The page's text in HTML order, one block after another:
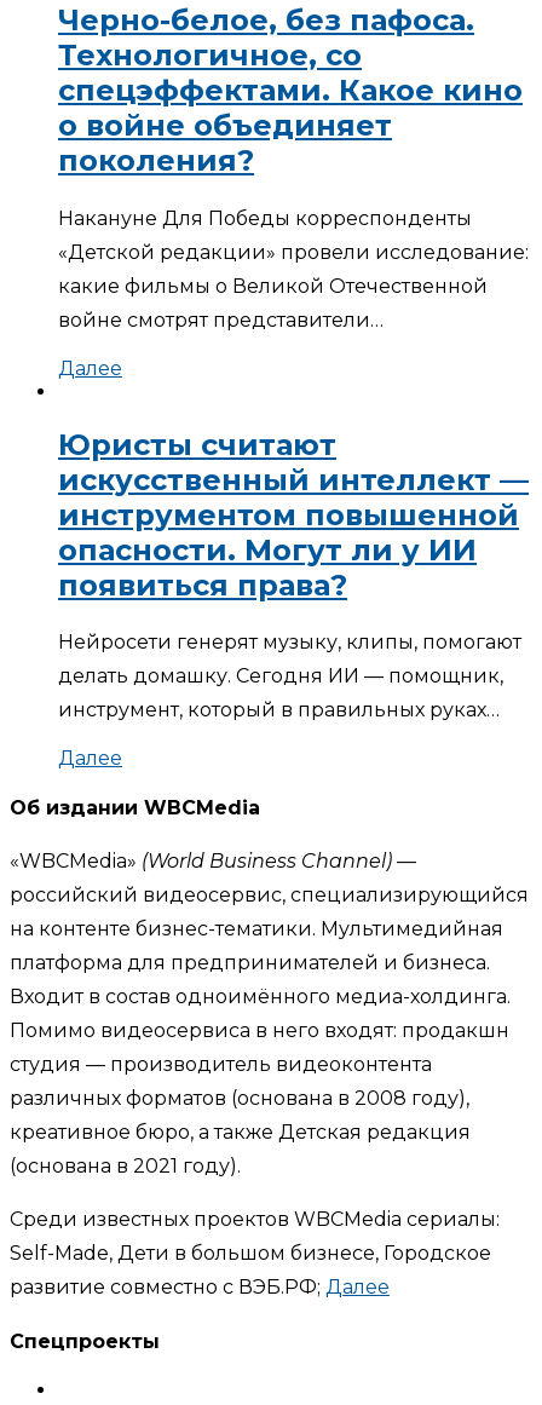
Черно-белое, без пафоса.
Технологичное, со
спецэффектами. Какое кино
о войне объединяет
поколения?
Накануне Для Победы корреспонденты
«Детской редакции» провели исследование:
какие фильмы о Великой Отечественной
войне смотрят представители…
Далее
Юристы считают
искусственный интеллект —
инструментом повышенной
опасности. Могут ли у ИИ
появиться права?
Нейросети генерят музыку, клипы, помогают
делать домашку. Сегодня ИИ — помощник,
инструмент, который в правильных руках…
Далее
Об издании WBCMedia
«WBCMedia» (World Business Channel) —
российский видеосервис, специализирующийся
на контенте бизнес-тематики. Мультимедийная
платформа для предпринимателей и бизнеса.
Входит в состав одноимённого медиа-холдинга.
Помимо видеосервиса в него входят: продакшн
студия — производитель видеоконтента
различных форматов (основана в 2008 году),
креативное бюро, а также Детская редакция
(основана в 2021 году).
Среди известных проектов WBCMedia сериалы:
Self-Made, Дети в большом бизнесе, Городское
развитие совместно с ВЭБ.РФ; Далее
Спецпроекты